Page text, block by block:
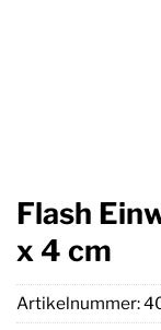
Flash
x 4 cm
Artikelnummer: